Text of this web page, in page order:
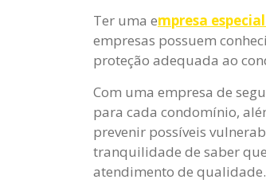
Ter uma empresa
empresas possuem
proteção adequada ao
Com uma empresa de
para cada condomínio,
prevenir possíveis
tranquilidade de saber
atendimento de qualidade.